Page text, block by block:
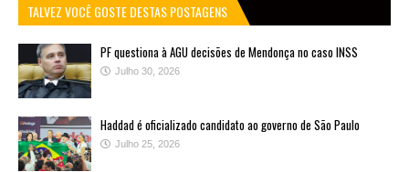
TALVEZ VOCÊ GOSTE DESTAS POSTAGENS
PF questiona à AGU decisões de Mendonça no caso INSS
Julho 30, 2026
Haddad é oficializado candidato ao governo de São Paulo
Julho 25, 2026